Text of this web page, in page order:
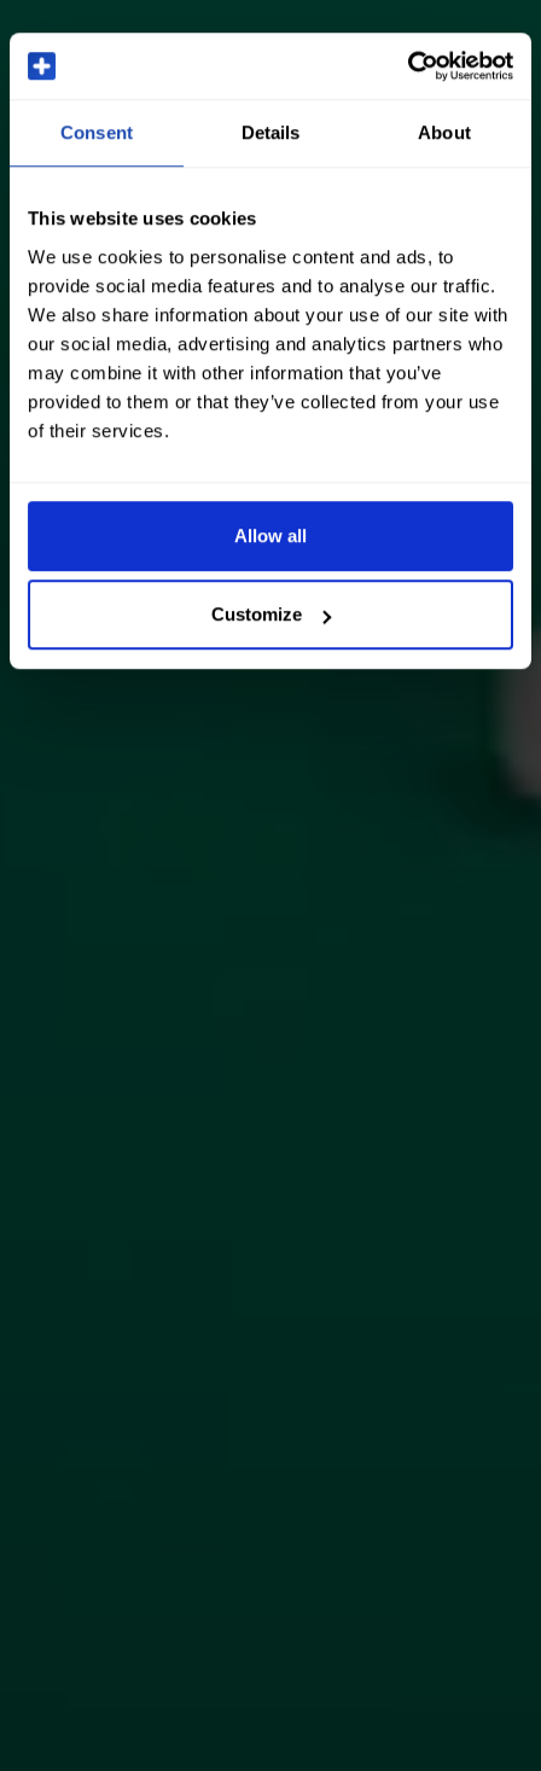
Consent Details About
This website uses cookies
We use cookies to personalise content and ads, to
provide social media features and to analyse our traffic.
We also share information about your use of our site with
our social media, advertising and analytics partners who
may combine it with other information that you’ve
provided to them or that they’ve collected from your use
of their services.
Allow all
Customize